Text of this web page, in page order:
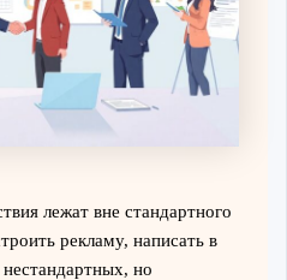
лежат вне стандартного
рекламу, написать в
но